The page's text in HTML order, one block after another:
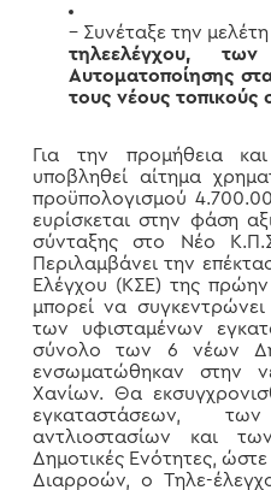
– Συνέταξε την
τηλεελέγχου,
Αυτοματοποίησης
τους νέους τοπικούς
Για την προμήθεια
υποβληθεί αίτημα
προϋπολογισμού
ευρίσκεται στην φάση
σύνταξης στο Νέο
Περιλαμβάνει την
Ελέγχου (ΚΣΕ) της
μπορεί να
των υφισταμένων
σύνολο των 6 νέων
ενσωματώθηκαν στην
Χανίων. Θα
εγκαταστάσεων,
αντλιοστασίων και
Δημοτικές Ενότητες,
Διαρροών, ο Τηλε-